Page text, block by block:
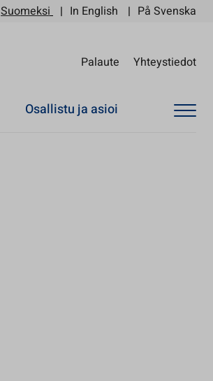
Suomeksi In English På Svenska
Palaute Yhteystiedot
Osallistu ja asioi